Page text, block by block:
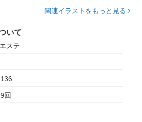
関連イラストをもっと見る
いて
ステ
回